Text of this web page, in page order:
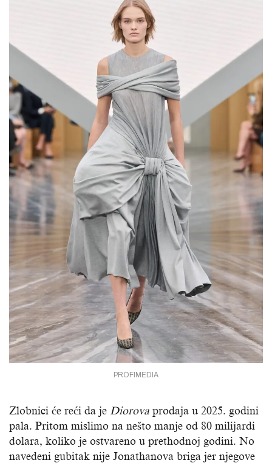
PROFIMEDIA
Zlobnici će reći da je Diorova prodaja u 2025. godini
pala. Pritom mislimo na nešto manje od 80 milijardi
dolara, koliko je ostvareno u prethodnoj godini. No
navedeni gubitak nije Jonathanova briga jer njegove